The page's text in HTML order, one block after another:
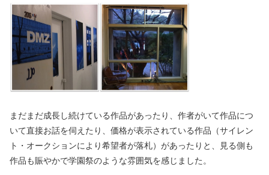
まだまだ成長し続けている作品があったり、作者がいて作品につ
いて直接お話を伺えたり、価格が表示されている作品（サイレン
ト・オークションにより希望者が落札）があったりと、見る側も
作品も賑やかで学園祭のような雰囲気を感じました。